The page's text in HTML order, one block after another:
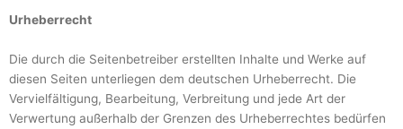
Urheberrecht
Die durch die Seitenbetreiber erstellten Inhalte und Werke auf
diesen Seiten unterliegen dem deutschen Urheberrecht. Die
Vervielfältigung, Bearbeitung, Verbreitung und jede Art der
Verwertung außerhalb der Grenzen des Urheberrechtes bedürfen